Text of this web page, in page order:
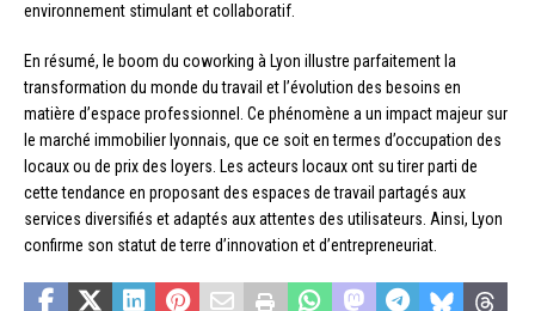
environnement stimulant et collaboratif.
En résumé, le boom du coworking à Lyon illustre parfaitement la
transformation du monde du travail et l’évolution des besoins en
matière d’espace professionnel. Ce phénomène a un impact majeur sur
le marché immobilier lyonnais, que ce soit en termes d’occupation des
locaux ou de prix des loyers. Les acteurs locaux ont su tirer parti de
cette tendance en proposant des espaces de travail partagés aux
services diversifiés et adaptés aux attentes des utilisateurs. Ainsi, Lyon
confirme son statut de terre d’innovation et d’entrepreneuriat.